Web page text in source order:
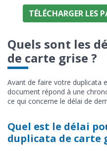
TÉLÉCHARGER LES
Quels sont les
de carte grise ?
Avant de faire votre duplicata
document répond à une
ce qui concerne le délai de
Quel est le délai
duplicata de carte